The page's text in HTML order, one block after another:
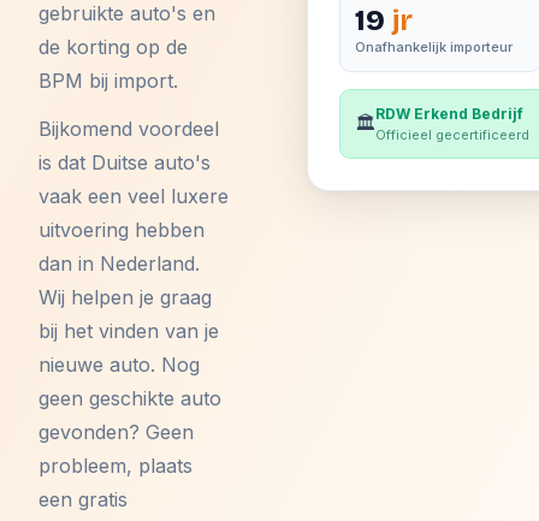
gebruikte auto's en
de korting op de
BPM bij import.
Bijkomend voordeel
is dat Duitse auto's
vaak een veel luxere
uitvoering hebben
dan in Nederland.
Wij helpen je graag
bij het vinden van je
nieuwe auto. Nog
geen geschikte auto
gevonden? Geen
probleem, plaats
een gratis
19 jr
Onafhankelijk importeur
🏛️RDW Erkend Bedrijf
Officieel gecertificeerd